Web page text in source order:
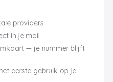
providers
in je mail
— je nummer blijft
eerste gebruik op je